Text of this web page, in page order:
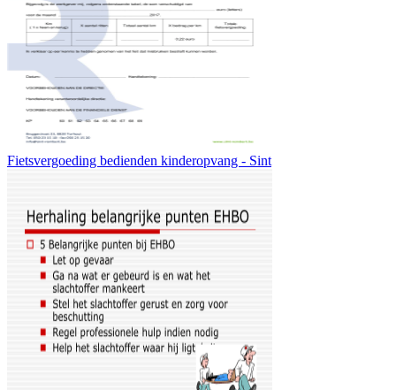
Fietsvergoeding bedienden kinderopvang - Sint